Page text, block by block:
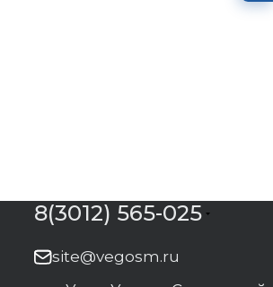
8(3012) 565-025
site@vegosm.ru